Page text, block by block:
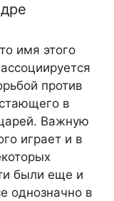
имя этого
против
в
Важную
играет и в
были еще и
однозначно в